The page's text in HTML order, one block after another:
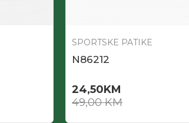
SPORTSKE PATIKE
N86212
24,50KM
49,00KM